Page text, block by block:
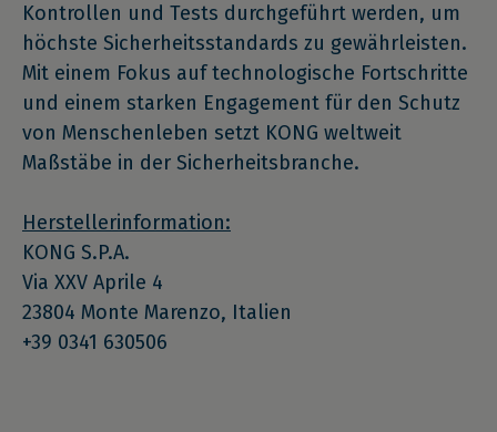
Kontrollen und Tests durchgeführt werden, um
höchste Sicherheitsstandards zu gewährleisten.
Mit einem Fokus auf technologische Fortschritte
und einem starken Engagement für den Schutz
von Menschenleben setzt KONG weltweit
Maßstäbe in der Sicherheitsbranche.
Herstellerinformation:
KONG S.P.A.
Via XXV Aprile 4
23804 Monte Marenzo, Italien
+39 0341 630506